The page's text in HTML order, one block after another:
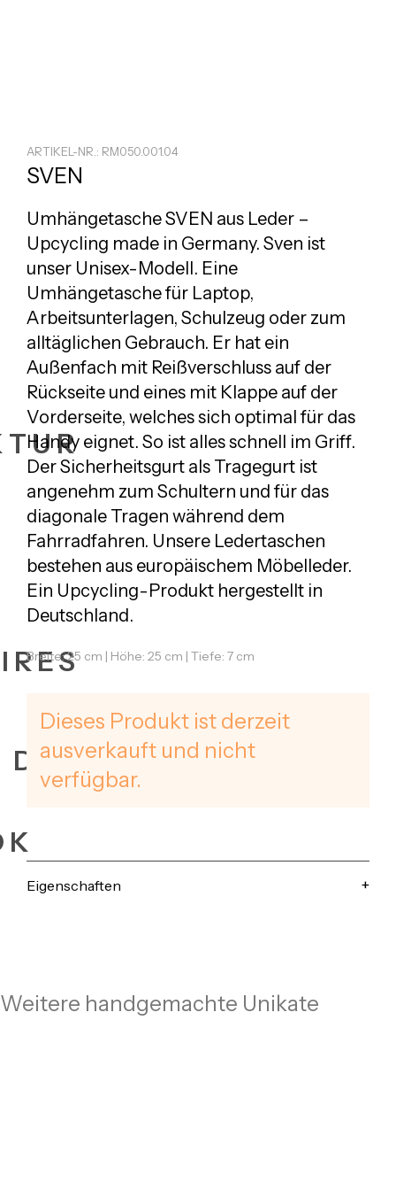
DATES
ARTIKEL-NR.: RM050.001.04
SVEN
Umhängetasche SVEN aus Leder –
Upcycling made in Germany. Sven ist
unser Unisex-Modell. Eine
Umhängetaschefür Laptop,
Arbeitsunterlagen, Schulzeug oder zum
alltäglichen Gebrauch. Er hat ein
Außenfach mit Reißverschluss auf der
Rückseite und eines mit Klappe auf der
Vorderseite, welches sich optimal für das
Handy eignet. So ist alles schnell im Griff.
Der Sicherheitsgurt als Tragegurt ist
angenehm zum Schultern und für das
diagonale Tragen während dem
Fahrradfahren. Unsere Ledertaschen
bestehen aus europäischem Möbelleder.
Ein Upcycling-Produkt hergestellt in
Deutschland.
Breite: 25 cm | Höhe: 25 cm | Tiefe: 7 cm
Dieses Produkt ist derzeit
ausverkauft und nicht
verfügbar.
Eigenschaften
Weitere handgemachte Unikate